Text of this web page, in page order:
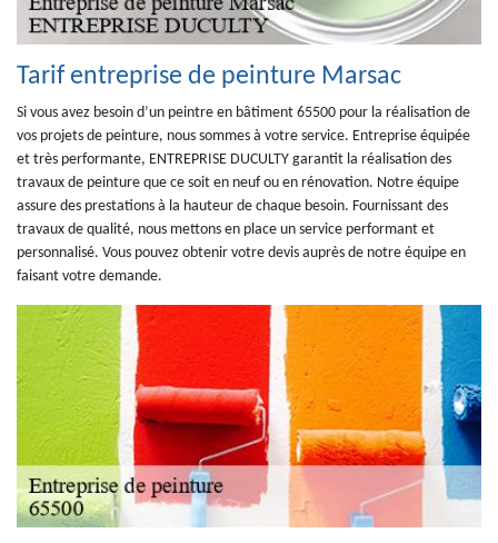
Tarif entreprise de peinture Marsac
Si vous avez besoin d’un peintre en bâtiment 65500 pour la réalisation de
vos projets de peinture, nous sommes à votre service. Entreprise équipée
et très performante, ENTREPRISE DUCULTY garantit la réalisation des
travaux de peinture que ce soit en neuf ou en rénovation. Notre équipe
assure des prestations à la hauteur de chaque besoin. Fournissant des
travaux de qualité, nous mettons en place un service performant et
personnalisé. Vous pouvez obtenir votre devis auprès de notre équipe en
faisant votre demande.